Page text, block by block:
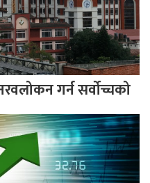
गर्न सर्वोच्चको